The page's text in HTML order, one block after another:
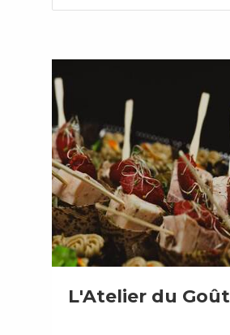
L'Atelier du Goût